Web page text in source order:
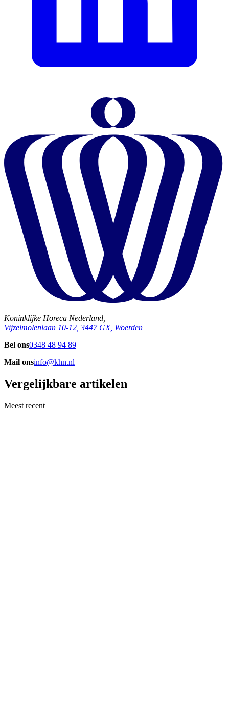
Koninklijke Horeca Nederland,
Vijzelmolenlaan 10-12, 3447 GX, Woerden
Bel ons0348 48 94 89
Mail onsinfo@khn.nl
Vergelijkbare artikelen
Meest recent